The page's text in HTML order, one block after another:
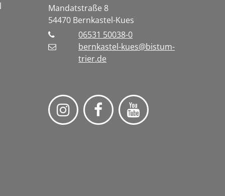
Mandatstraße 8
54470 Bernkastel-Kues
06531 50038-0
bernkastel-kues@bistum-
trier.de